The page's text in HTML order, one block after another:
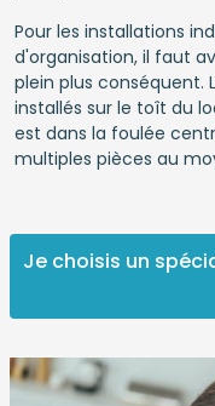
Pour les installations
d'organisation, il faut
plein plus conséquent.
installés sur le toît du
est dans la foulée
multiples pièces au
Je choisis un